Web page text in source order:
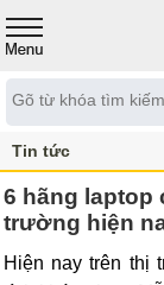
Tin tức
6 hãng laptop
trường hiện
Hiện nay trên thị